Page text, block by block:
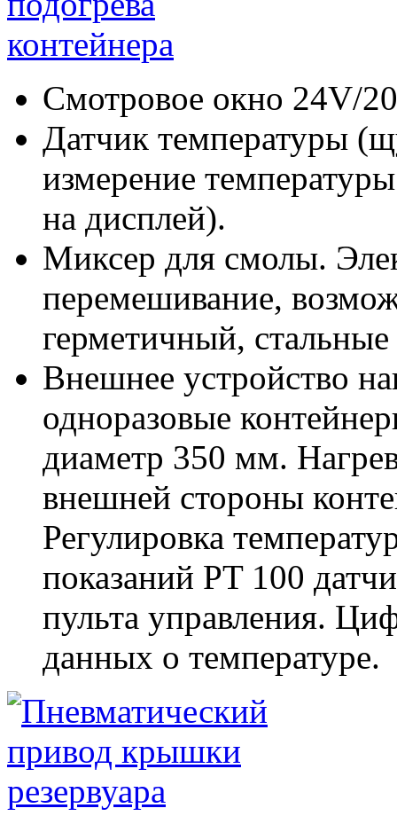
Смотровое окно 24V/
Датчик температуры
измерение
на дисплей).
Миксер для смолы.
перемешивание,
герметичный,
Внешнее устройство
одноразовые
диаметр 350 мм.
внешней стороны
Регулировка
показаний PT 100
пульта управления.
данных о температуре.